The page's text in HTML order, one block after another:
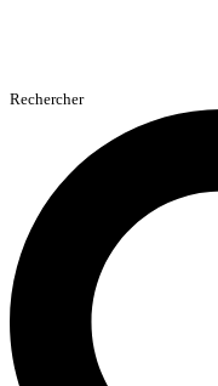
Rechercher